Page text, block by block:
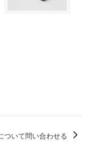
ついて問い合わせる